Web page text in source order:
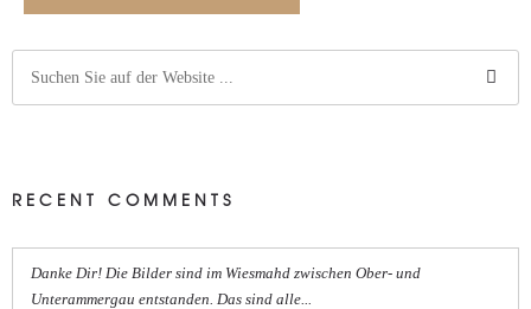
RECENT COMMENTS
Danke Dir! Die Bilder sind im Wiesmahd zwischen Ober- und
Unterammergau entstanden. Das sind alle...